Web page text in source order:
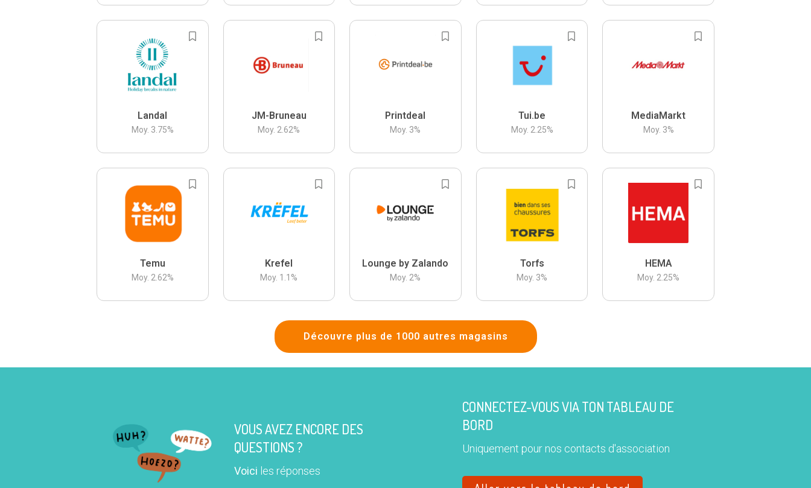
Landal
Moy. 3.75%
JM-Bruneau
Moy. 2.62%
Printdeal
Moy. 3%
Tui.be
Moy. 2.25%
MediaMarkt
Moy. 3%
Temu
Moy. 2.62%
Krefel
Moy. 1.1 %
Lounge by Zalando
Moy. 2%
Torfs
Moy. 3%
HEMA
Moy. 2.25%
Découvre plus de 1000 autres magasins
VOUS AVEZ ENCORE DES
QUESTIONS ?
Voici les réponses
CONNECTEZ-VOUS VIA TON TABLEAU DE
BORD
Uniquement pour nos contacts d'association